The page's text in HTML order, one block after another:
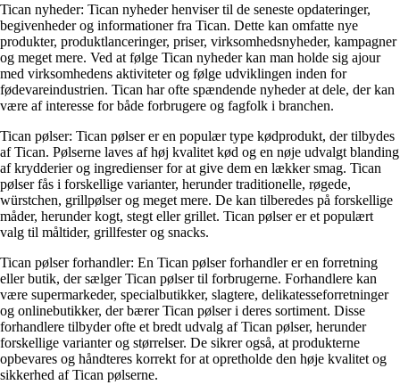
Tican nyheder: Tican nyheder henviser til de seneste opdateringer,
begivenheder og informationer fra Tican. Dette kan omfatte nye
produkter, produktlanceringer, priser, virksomhedsnyheder, kampagner
og meget mere. Ved at følge Tican nyheder kan man holde sig ajour
med virksomhedens aktiviteter og følge udviklingen inden for
fødevareindustrien. Tican har ofte spændende nyheder at dele, der kan
være af interesse for både forbrugere og fagfolk i branchen.
Tican pølser: Tican pølser er en populær type kødprodukt, der tilbydes
af Tican. Pølserne laves af høj kvalitet kød og en nøje udvalgt blanding
af krydderier og ingredienser for at give dem en lækker smag. Tican
pølser fås i forskellige varianter, herunder traditionelle, røgede,
würstchen, grillpølser og meget mere. De kan tilberedes på forskellige
måder, herunder kogt, stegt eller grillet. Tican pølser er et populært
valg til måltider, grillfester og snacks.
Tican pølser forhandler: En Tican pølser forhandler er en forretning
eller butik, der sælger Tican pølser til forbrugerne. Forhandlere kan
være supermarkeder, specialbutikker, slagtere, delikatesseforretninger
og onlinebutikker, der bærer Tican pølser i deres sortiment. Disse
forhandlere tilbyder ofte et bredt udvalg af Tican pølser, herunder
forskellige varianter og størrelser. De sikrer også, at produkterne
opbevares og håndteres korrekt for at opretholde den høje kvalitet og
sikkerhed af Tican pølserne.